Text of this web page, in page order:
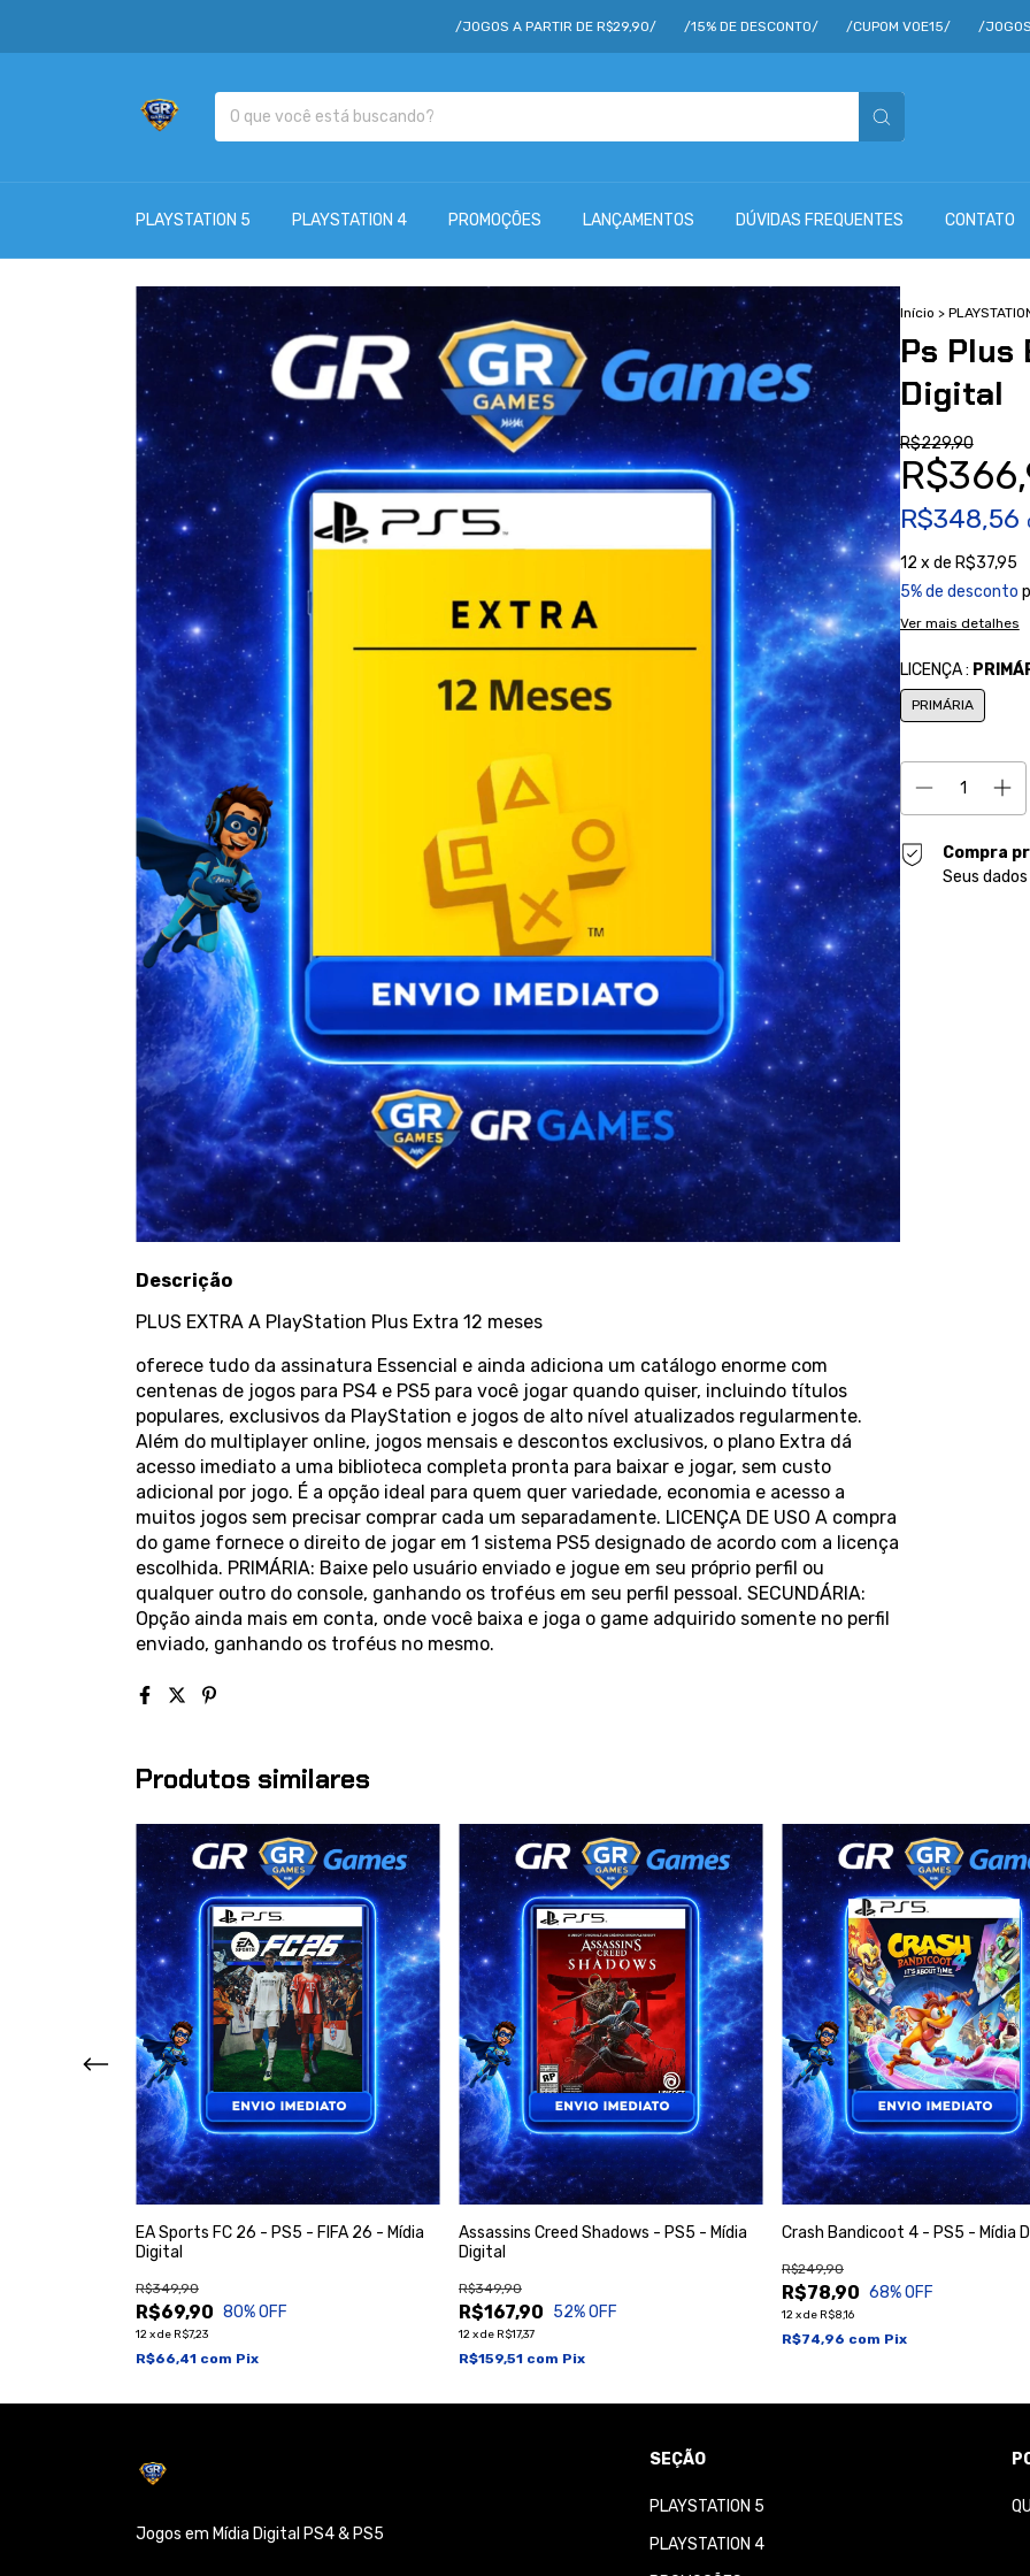
/JOGOS A PARTIR DE R$29,90/ /15% DE DESCONTO/ /CUPOM VOE15/ /JOGOS A
PLAYSTATION 5 PLAYSTATION 4 PROMOÇÕES LANÇAMENTOS DÚVIDAS FREQUENTES CONTATO
Início >
Ps Plus
Digital
R$229,90
R$348,56
12 x de R$37,95
5% de desconto
Ver mais detalhes
LICENÇA :
PRIMÁRIA
Compra
Seus
Descrição
PLUS EXTRA A PlayStation Plus Extra 12 meses
oferece tudo da assinatura Essencial e ainda adiciona um catálogo enorme com
centenas de jogos para PS4 e PS5 para você jogar quando quiser, incluindo títulos
populares, exclusivos da PlayStation e jogos de alto nível atualizados regularmente.
Além do multiplayer online, jogos mensais e descontos exclusivos, o plano Extra dá
acesso imediato a uma biblioteca completa pronta para baixar e jogar, sem custo
adicional por jogo. É a opção ideal para quem quer variedade, economia e acesso a
muitos jogos sem precisar comprar cada um separadamente. LICENÇA DE USO A compra
do game fornece o direito de jogar em 1 sistema PS5 designado de acordo com a licença
escolhida. PRIMÁRIA: Baixe pelo usuário enviado e jogue em seu próprio perfil ou
qualquer outro do console, ganhando os troféus em seu perfil pessoal. SECUNDÁRIA:
Opção ainda mais em conta, onde você baixa e joga o game adquirido somente no perfil
enviado, ganhando os troféus no mesmo.
Produtos similares
EA Sports FC 26 - PS5 - FIFA 26 - Mídia
Digital
R$69,90
R$349,90
80% OFF
12xde R$7,23
R$66,41 com Pix
Assassins Creed Shadows - PS5 - Mídia
Digital
R$167,90
R$349,90
52% OFF
12xde R$17,37
R$159,51 com Pix
Crash Bandicoot 4 - PS5 - Mídia
R$78,90
R$249,90
68% OFF
12xde R$8,16
R$74,96 com Pix
Jogos em Mídia Digital PS4 & PS5
SEÇÃO
PLAYSTATION 5
PLAYSTATION 4